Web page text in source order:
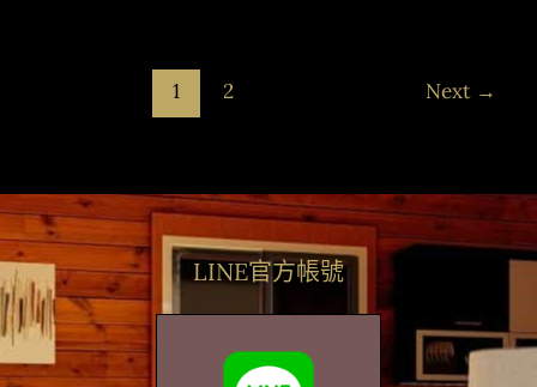
1 2 Next →
LINE官方帳號